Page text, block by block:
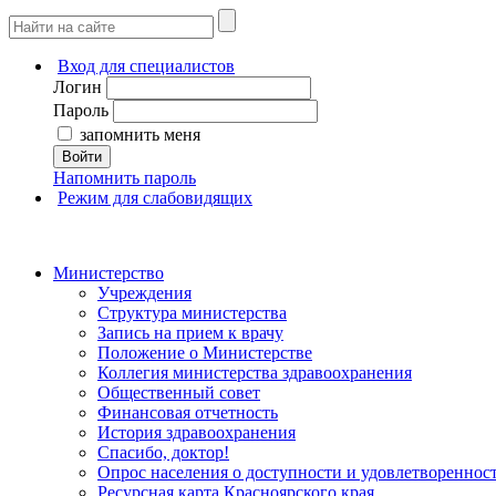
Вход для специалистов
Логин
Пароль
запомнить меня
Войти
Напомнить пароль
Режим для слабовидящих
Министерство
Учреждения
Структура министерства
Запись на прием к врачу
Положение о Министерстве
Коллегия министерства здравоохранения
Общественный совет
Финансовая отчетность
История здравоохранения
Спасибо, доктор!
Опрос населения о доступности и
Ресурсная карта Красноярского края